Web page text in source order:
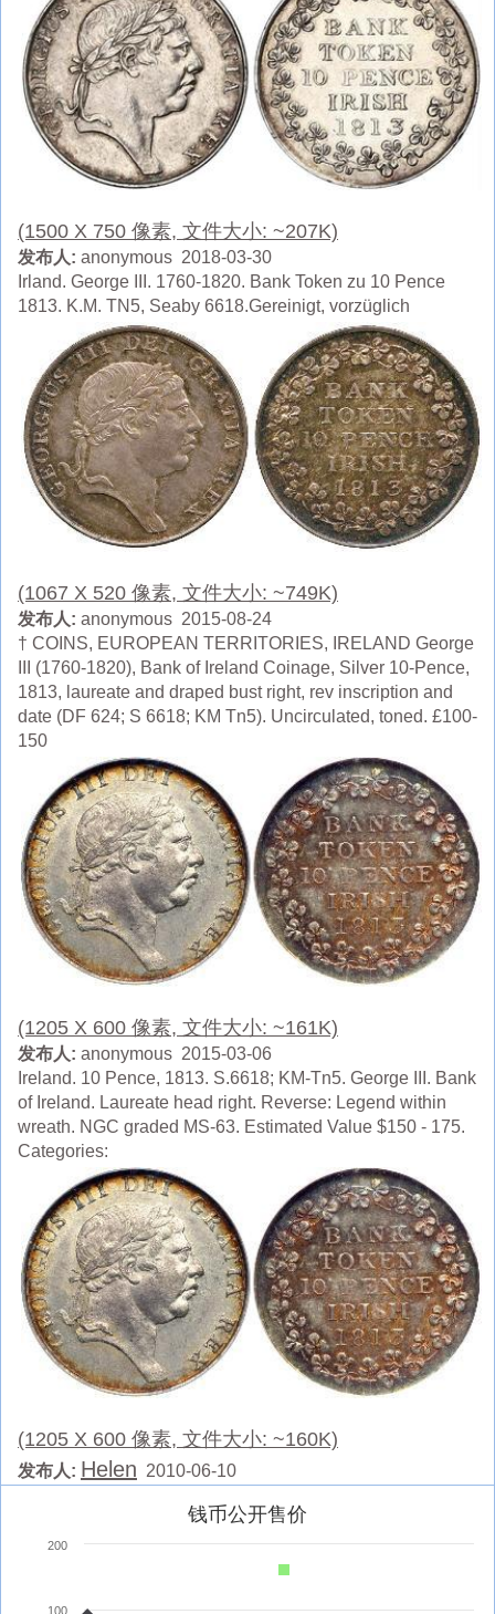
(1500 X 750 像素, 文件大小: ~207K)
发布人: anonymous 2018-03-30
Irland. George III. 1760-1820. Bank Token zu 10 Pence
1813. K.M. TN5, Seaby 6618.Gereinigt, vorzüglich
(1067 X 520 像素, 文件大小: ~749K)
发布人: anonymous 2015-08-24
† COINS, EUROPEAN TERRITORIES, IRELAND George
III (1760-1820), Bank of Ireland Coinage, Silver 10-Pence,
1813, laureate and draped bust right, rev inscription and
date (DF 624; S 6618; KM Tn5). Uncirculated, toned. £100-
150
(1205 X 600 像素, 文件大小: ~161K)
发布人: anonymous 2015-03-06
Ireland. 10 Pence, 1813. S.6618; KM-Tn5. George III. Bank
of Ireland. Laureate head right. Reverse: Legend within
wreath. NGC graded MS-63. Estimated Value $150 - 175.
Categories:
(1205 X 600 像素, 文件大小: ~160K)
发布人: Helen 2010-06-10